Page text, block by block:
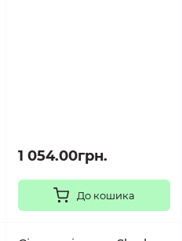
1 054.00грн.
До кошика